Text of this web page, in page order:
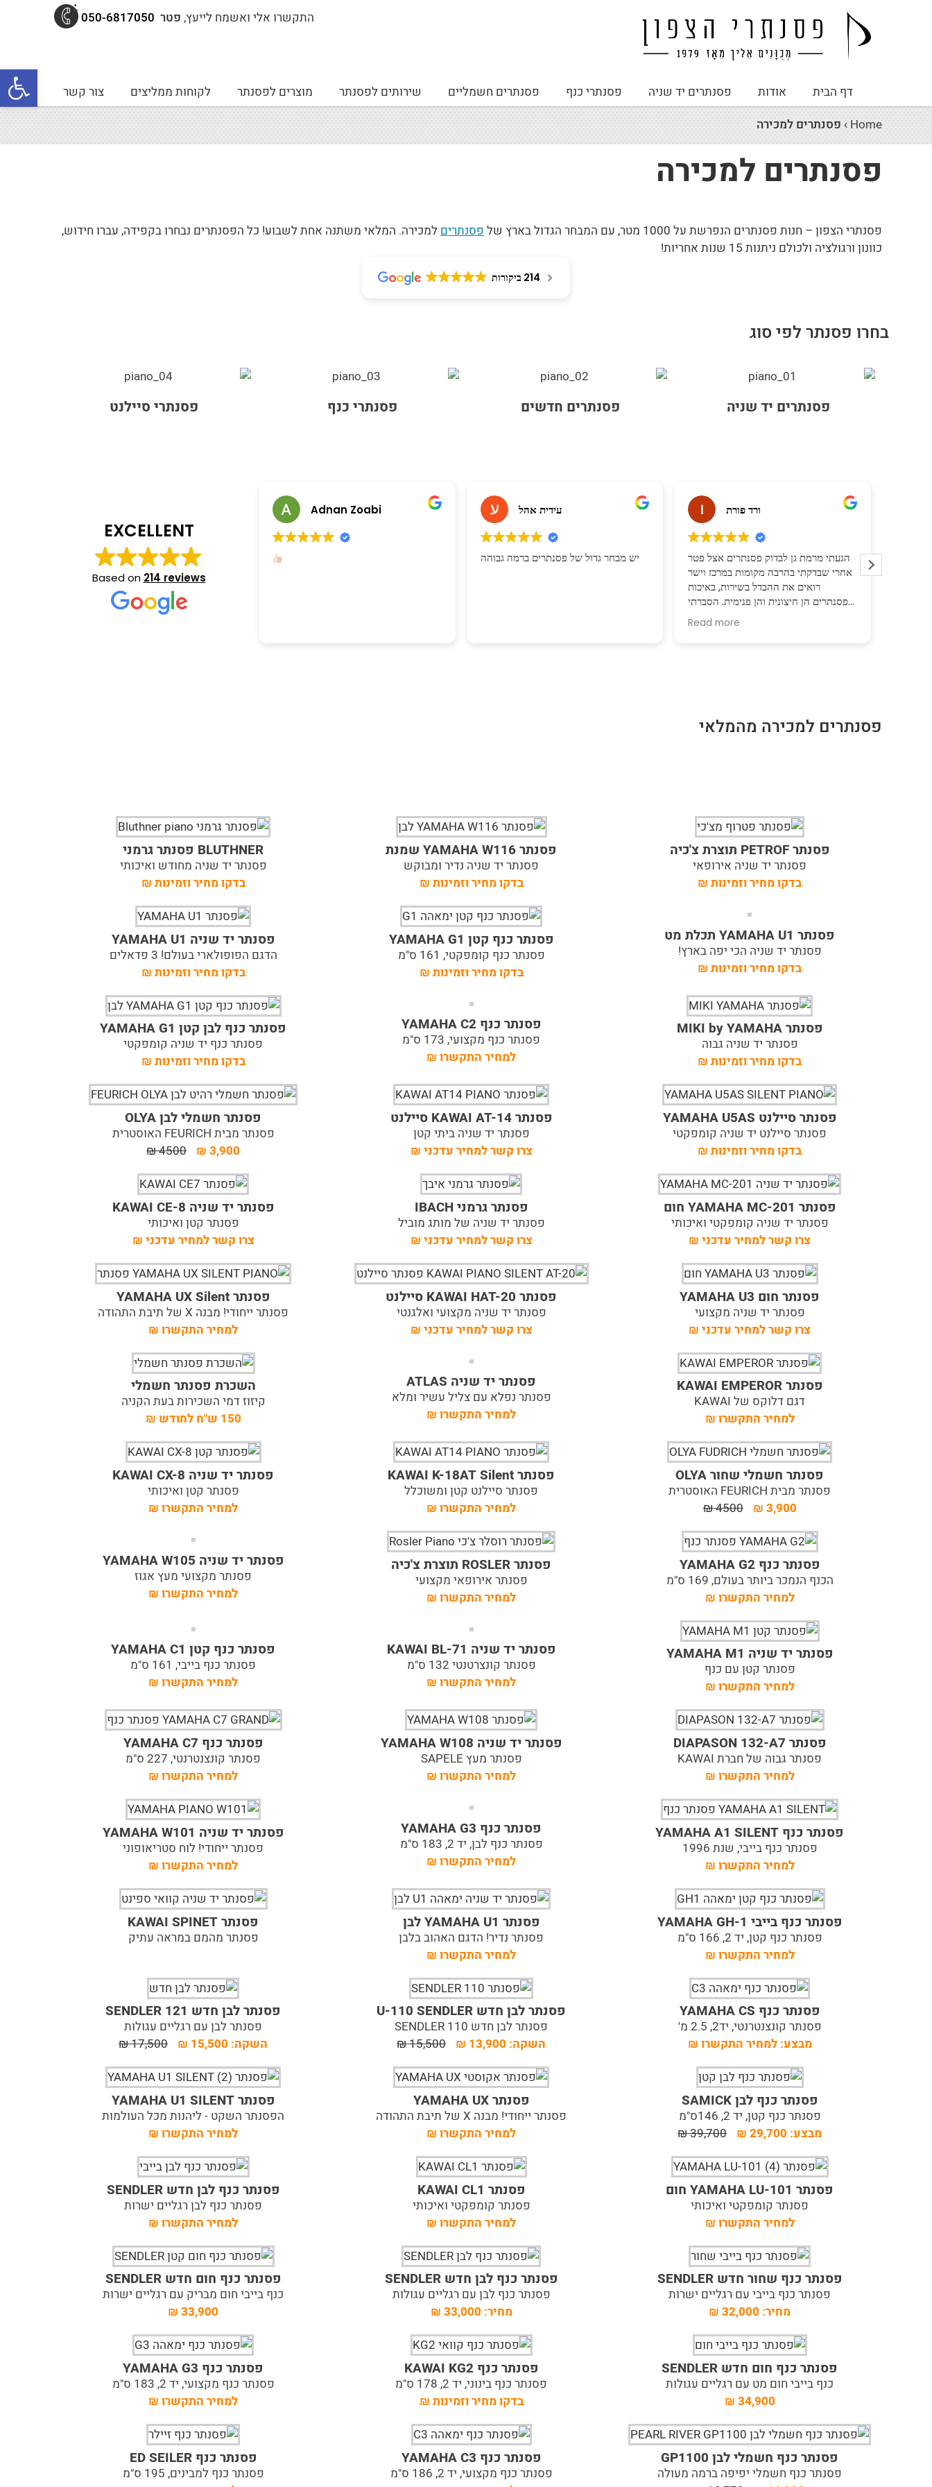
התקשרו אלי ואשמח לייעץ, פטר
דף הבית אודות פסנתרים יד שניה פסנתרי כנף פסנתרים חשמליים שירותים לפסנתר מוצרים לפסנתר לקוחות ממליצים
צור קשר
Home
› פסנתרים למכירה
פסנתרים למכירה
פסנתרי הצפון – חנות פסנתרים הנפרשת על 1000 מטר, עם המבחר הגדול בארץ של פסנתרים למכירה. המלאי משתנה אחת לשבוע! כל הפסנתרים נבחרו בקפידה, עברו חידוש,
כוונון ורגולציה ולכולם ניתנות 15 שנות אחריות!
214 ביקורות
בחרו פסנתר לפי סוג
פסנתרים יד שניה פסנתרים חדשים פסנתרי כנף פסנתרי סיילנט
EXCELLENT
Based on 214 reviews
Adnan Zoabi עידית אהל
יש מבחר גדול של פסנתרים ברמה גבוהה
ורד פורת
הגעתי מרמת גן לבדוק פסנתרים אצל פטר
אחרי שבדקתי בהרבה מקומות במרכז וישר
רואים את ההבדל בשירות, באיכות
הפסנתרים הן חיצונית והן פנימית. הסברתי
לפטר את הצרכים שלנו ושזה עבור הילד
שלי והיה קשוב וטוב לב וידע מיד מה
זולים. מבחר גדול של
ולאחר שנה קנינו
פסנתרים למכירה מהמלאי
פסנתר PETROF תוצרת צ'כיה
פסנתר יד שניה אירופאי
בדקו מחיר וזמינות ₪
פסנתר YAMAHA W116 שמנת
פסנתר יד שניה נדיר ומבוקש
בדקו מחיר וזמינות ₪
BLUTHNER פסנתר גרמני
פסנתר יד שניה מחודש ואיכותי
בדקו מחיר וזמינות ₪
פסנתר YAMAHA U1 תכלת מט
פסנתר יד שניה הכי יפה בארץ!
בדקו מחיר וזמינות ₪
פסנתר כנף קטן YAMAHA G1
פסנתר כנף קומפקטי, 161 ס"מ
בדקו מחיר וזמינות ₪
פסנתר יד שניה YAMAHA U1
הדגם הפופולארי בעולם! 3 פדאלים
בדקו מחיר וזמינות ₪
פסנתר MIKI by YAMAHA
פסנתר יד שניה גבוה
בדקו מחיר וזמינות ₪
פסנתר כנף YAMAHA C2
פסנתר כנף מקצועי, 173 ס"מ
למחיר התקשרו ₪
פסנתר כנף לבן קטן YAMAHA G1
פסנתר כנף יד שניה קומפקטי
בדקו מחיר וזמינות ₪
פסנתר סיילנט YAMAHA U5AS
פסנתר סיילנט יד שניה קומפקטי
בדקו מחיר וזמינות ₪
פסנתר KAWAI AT-14 סיילנט
פסנתר יד שניה ביתי קטן
צרו קשר למחיר עדכני ₪
פסנתר חשמלי לבן OLYA
פסנתר מבית FEURICH האוסטרית
3,900
₪
4500
₪
פסנתר YAMAHA MC-201 חום
פסנתר יד שניה קומפקטי ואיכותי
צרו קשר למחיר עדכני ₪
פסנתר גרמני IBACH
פסנתר יד שניה של מותג מוביל
צרו קשר למחיר עדכני ₪
פסנתר יד שניה KAWAI CE-8
פסנתר קטן ואיכותי
צרו קשר למחיר עדכני ₪
פסנתר חום YAMAHA U3
פסנתר יד שניה מקצועי
צרו קשר למחיר עדכני ₪
פסנתר KAWAI HAT-20 סיילנט
פסנתר יד שניה מקצועי ואלגנטי
צרו קשר למחיר עדכני ₪
פסנתר YAMAHA UX Silent
פסנתר ייחודי! מבנה X של תיבת התהודה
למחיר התקשרו ₪
פסנתר KAWAI EMPEROR
דגם דלוקס של KAWAI
למחיר התקשרו ₪
פסנתר יד שניה ATLAS
פסנתר נפלא עם צליל עשיר ומלא
למחיר התקשרו ₪
השכרת פסנתר חשמלי
קיזוז דמי השכירות בעת הקניה
150 ש"ח לחודש
₪
פסנתר חשמלי שחור OLYA
פסנתר מבית FEURICH האוסטרית
3,900
₪
4500
₪
פסנתר KAWAI K-18AT Silent
פסנתר סיילנט קטן ומשוכלל
למחיר התקשרו ₪
פסנתר יד שניה KAWAI CX-8
פסנתר קטן ואיכותי
למחיר התקשרו ₪
פסנתר כנף YAMAHA G2
הכנף הנמכר ביותר בעולם, 169 ס"מ
למחיר התקשרו ₪
פסנתר ROSLER תוצרת צ'כיה
פסנתר אירופאי מקצועי
למחיר התקשרו ₪
פסנתר יד שניה YAMAHA W105
פסנתר מקצועי מעץ אגוז
למחיר התקשרו ₪
פסנתר יד שניה YAMAHA M1
פסנתר קטן עם כנף
למחיר התקשרו ₪
פסנתר יד שניה KAWAI BL-71
פסנתר קונצרטנטי 132 ס"מ
למחיר התקשרו ₪
פסנתר כנף קטן YAMAHA C1
פסנתר כנף בייבי, 161 ס"מ
למחיר התקשרו ₪
פסנתר DIAPASON 132-A7
פסנתר גבוה של חברת KAWAI
למחיר התקשרו ₪
פסנתר יד שניה YAMAHA W108
פסנתר מעץ SAPELE
למחיר התקשרו ₪
פסנתר כנף YAMAHA C7
פסנתר קונצנטרנטי, 227 ס"מ
למחיר התקשרו ₪
פסנתר כנף YAMAHA A1 SILENT
פסנתר כנף בייבי, שנת 1996
למחיר התקשרו ₪
פסנתר כנף YAMAHA G3
פסנתר כנף לבן, יד 2, 183 ס"מ
למחיר התקשרו ₪
פסנתר יד שניה YAMAHA W101
פסנתר ייחודי! לוח סטריאופוני
למחיר התקשרו ₪
פסנתר כנף בייבי YAMAHA GH-1
פסנתר כנף קטן, יד 2, 166 ס"מ
למחיר התקשרו ₪
פסנתר YAMAHA U1 לבן
פסנתר נדיר! הדגם האהוב בלבן
למחיר התקשרו ₪
פסנתר KAWAI SPINET
פסנתר מהמם במראה עתיק
פסנתר כנף YAMAHA CS
פסנתר קונצנטרנטי, יד2, 2.5 מ'
מבצע: למחיר התקשרו ₪
פסנתר לבן חדש U-110 SENDLER
פסנתר לבן חדש 110 SENDLER
השקה: 13,900
₪
15,500
₪
פסנתר לבן חדש 121 SENDLER
פסנתר לבן עם רגליים עגולות
השקה: 15,500
₪
17,500
₪
פסנתר כנף לבן SAMICK
פסנתר כנף קטן, יד 2, 146ס"מ
מבצע: 29,700
₪
39,700
₪
פסנתר YAMAHA UX
פסנתר ייחודי! מבנה X של תיבת התהודה
למחיר התקשרו ₪
פסנתר YAMAHA U1 SILENT
הפסנתר השקט - ליהנות מכל העולמות
למחיר התקשרו ₪
פסנתר YAMAHA LU-101 חום
פסנתר קומפקטי ואיכותי
למחיר התקשרו ₪
פסנתר KAWAI CL1
פסנתר קומפקטי ואיכותי
למחיר התקשרו ₪
פסנתר כנף לבן חדש SENDLER
פסנתר כנף לבן רגליים ישרות
למחיר התקשרו ₪
פסנתר כנף שחור חדש SENDLER
פסנתר כנף בייבי עם רגליים ישרות
מחיר: 32,000
₪
פסנתר כנף לבן חדש SENDLER
פסנתר כנף לבן עם רגליים עגולות
מחיר: 33,000
₪
פסנתר כנף חום חדש SENDLER
כנף בייבי חום מבריק עם רגליים ישרות
33,900
₪
פסנתר כנף חום חדש SENDLER
כנף בייבי חום מט עם רגליים עגולות
34,900
₪
פסנתר כנף KAWAI KG2
פסנתר כנף בינוני, יד 2, 178 ס"מ
בדקו מחיר וזמינות ₪
פסנתר כנף YAMAHA G3
פסנתר כנף מקצועי, יד 2, 183 ס"מ
למחיר התקשרו ₪
פסנתר כנף חשמלי לבן GP1100
פסנתר כנף חשמלי יפיפה ברמה מעולה
פסנתר כנף YAMAHA C3
פסנתר כנף מקצועי, יד 2, 186 ס"מ
פסנתר כנף ED SEILER
פסנתר כנף למבינים, 195 ס"מ
פתח סרגל